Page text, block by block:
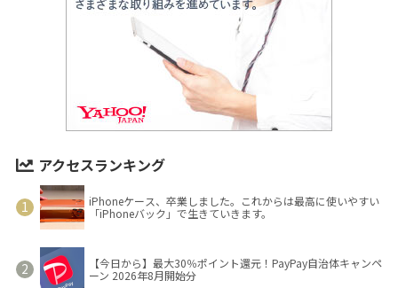
アクセスランキング
iPhoneケース、卒業しました。これからは最高に使いやすい
「iPhoneバック」で生きていきます。
【今日から】最大30％ポイント還元！PayPay自治体キャンペ
ーン 2026年8月開始分